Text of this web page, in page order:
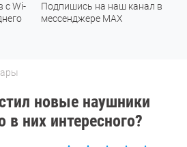
в
Рейтинг телевизоров 2026:
лучшие модели для гостиной,
новые наушники
в них интересного?